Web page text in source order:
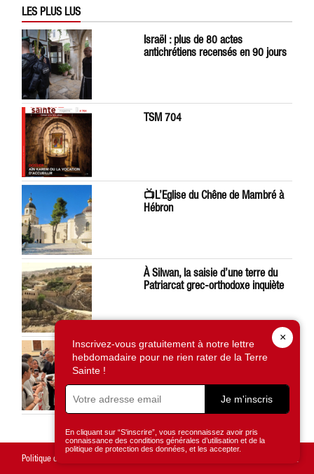
LES PLUS LUS
Israël : plus de 80 actes
antichrétiens recensés en 90 jours
TSM 704
📺L’Eglise du Chêne de Mambré à
Hébron
À Silwan, la saisie d’une terre du
Patriarcat grec-orthodoxe inquiète
Léon XIV préoccupé par la situation
en Terre Sainte
×
Inscrivez-vous gratuitement à notre lettre
hebdomadaire pour ne rien rater de la Terre
Sainte !
Je m'inscris
En cliquant sur “S'inscrire”, vous reconnaissez avoir pris
connaissance des conditions générales d’utilisation et de la
politique de protection des données, et les accepter.
Politique de confidentialité